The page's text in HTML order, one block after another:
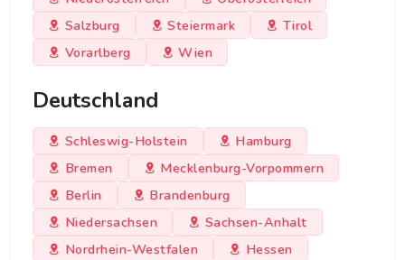
Salzburg
Steiermark
Tirol
Vorarlberg
Wien
Deutschland
Schleswig-Holstein
Hamburg
Bremen
Mecklenburg-Vorpommern
Berlin
Brandenburg
Niedersachsen
Sachsen-Anhalt
Nordrhein-Westfalen
Hessen